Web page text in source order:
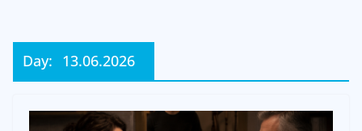
Day: 13.06.2026